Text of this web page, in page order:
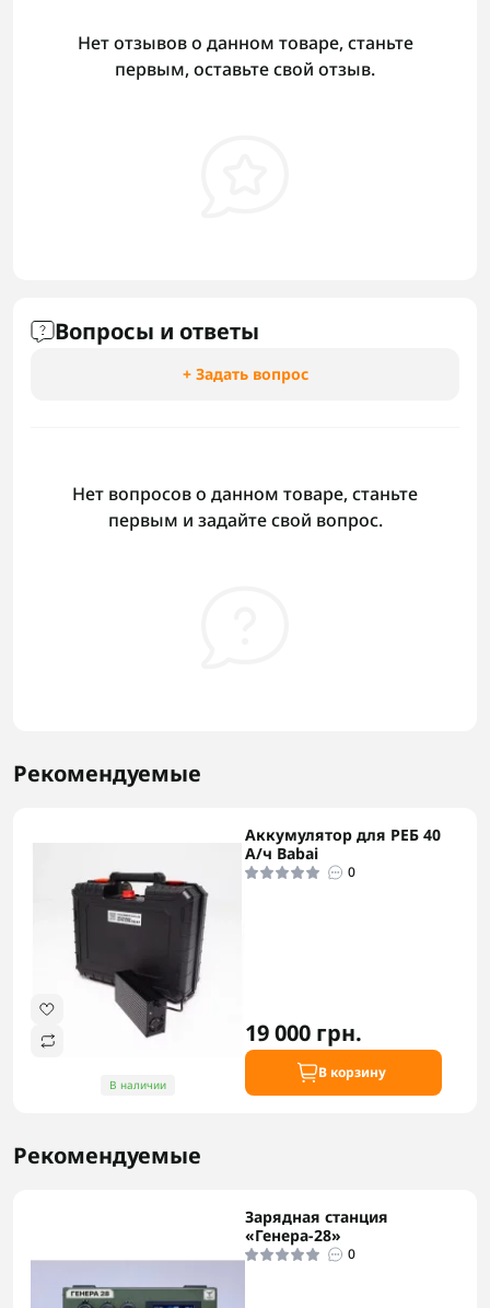
Нет отзывов о данном товаре, станьте
первым, оставьте свой отзыв.
Вопросы и ответы
+ Задать вопрос
Нет вопросов о данном товаре, станьте
первым и задайте свой вопрос.
Рекомендуемые
В наличии
Аккумулятор для РЕБ 40
А/ч Babai
0
19 000 грн.
В корзину
Рекомендуемые
Зарядная станция
«Генера-28»
0